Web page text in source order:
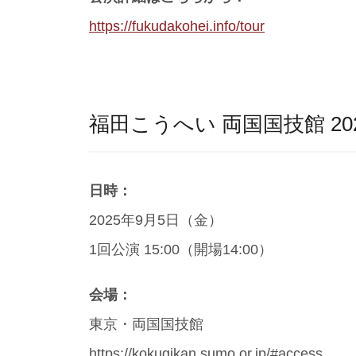
https://fukudakohei.info/tour
福田こうへい 両国国技館
日時：
2025年9月5日（金）
1回公演 15:00（開場14:00）
会場：
東京・両国国技館